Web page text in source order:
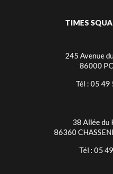
TIMES
245 Avenue
86000
Tél : 05 49
38 Allée du
86360
Tél : 05